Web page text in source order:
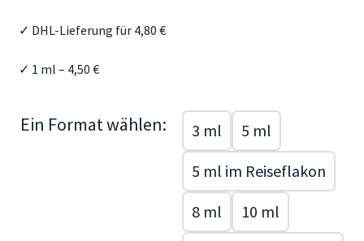
✓ DHL-Lieferung für 4,80 €
✓ 1 ml – 4,50 €
Ein Format wählen: 3 ml
5 ml
5 ml im Reiseflakon
8 ml
10 ml